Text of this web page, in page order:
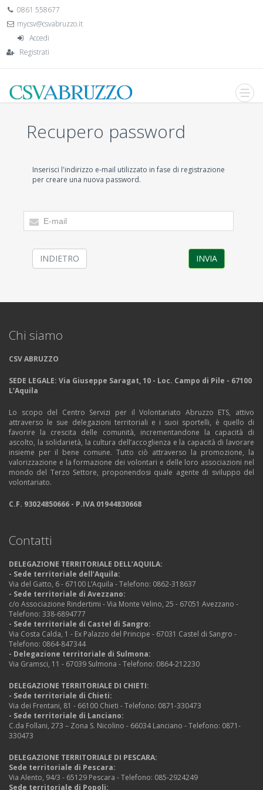
0861 558677
mycsv@csvabruzzo.it
Accedi
Registrati
Recupero password
Inserisci l'indirizzo e-mail utilizzato in fase di registrazione
per creare una nuova password.
INDIETRO
Chi siamo
CSV ABRUZZO
SEDE LEGALE: Via Giuseppe Saragat, 10 - Loc. Campo di Pile - 67100
L’Aquila
Lo scopo del Centro Servizi per il Volontariato Abruzzo ETS, attivo
attraverso le sue delegazioni territoriali e i suoi sportelli, è quello di
favorire la crescita delle comunità, incrementandone la capacità di
ascolto, la solidarietà, la cultura dell’accoglienza e la capacità di lavorare
insieme per il bene comune. Tutto ciò attraverso la promozione, la
valorizzazione e la formazione dei volontari e delle loro associazioni nel
mondo del Terzo Settore, proponendosi quale agente di sviluppo del
volontariato.
C.F. 93024850666 - P.IVA 01944830668
Contatti
DELEGAZIONE TERRITORIALE DELL’AQUILA:
- Sede territoriale dell’Aquila:
Via del Gatto, 6 - 67100 L’Aquila - Telefono: 0862-318637
- Sede territoriale di Avezzano:
c/o Associazione Rindertimi - Via Monte Velino, 25 - 67051 Avezzano -
Telefono: 338-6894777
- Sede territoriale di Castel di Sangro:
Via Costa Calda, 1 - Ex Palazzo del Principe - 67031 Castel di Sangro -
Telefono: 0864-847344
- Delegazione territoriale di Sulmona:
Via Gramsci, 11 - 67039 Sulmona - Telefono: 0864-212230
DELEGAZIONE TERRITORIALE DI CHIETI:
- Sede territoriale di Chieti:
Via dei Frentani, 81 - 66100 Chieti - Telefono: 0871-330473
- Sede territoriale di Lanciano:
C.da Follani, 273 – Zona S. Nicolino - 66034 Lanciano - Telefono: 0871-
330473
DELEGAZIONE TERRITORIALE DI PESCARA:
Sede territoriale di Pescara:
Via Alento, 94/3 - 65129 Pescara - Telefono: 085-2924249
Sede territoriale di Popoli: